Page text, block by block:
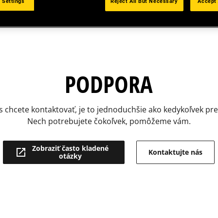
PODPORA
chcete kontaktovať, je to jednoduchšie ako kedykoľvek
Nech potrebujete čokoľvek, pomôžeme vám.
Zobraziť často kladené
otázky
Kontaktujte nás